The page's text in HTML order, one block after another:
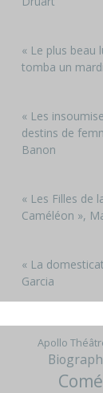
« Le plus beau
tomba un
« Les
destins de
Banon
« Les Filles de
Caméléon »,
« La
Garcia
Apollo